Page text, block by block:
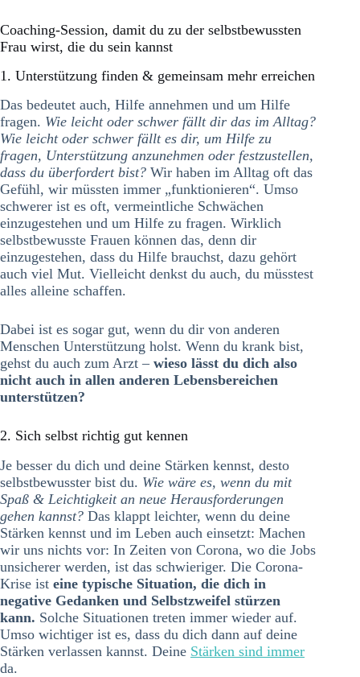
Coaching-Session, damit du zu der selbstbewussten
Frau wirst, die du sein kannst
1. Unterstützung finden & gemeinsam mehr erreichen
Das bedeutet auch, Hilfe annehmen und um Hilfe
fragen. Wie leicht oder schwer fällt dir das im Alltag?
Wie leicht oder schwer fällt es dir, um Hilfe zu
fragen, Unterstützung anzunehmen oder festzustellen,
dass du überfordert bist? Wir haben im Alltag oft das
Gefühl, wir müssten immer „funktionieren“. Umso
schwerer ist es oft, vermeintliche Schwächen
einzugestehen und um Hilfe zu fragen. Wirklich
selbstbewusste Frauen können das, denn dir
einzugestehen, dass du Hilfe brauchst, dazu gehört
auch viel Mut. Vielleicht denkst du auch, du müsstest
alles alleine schaffen.
Dabei ist es sogar gut, wenn du dir von anderen
Menschen Unterstützung holst. Wenn du krank bist,
gehst du auch zum Arzt – wieso lässt du dich also
nicht auch in allen anderen Lebensbereichen
unterstützen?
2. Sich selbst richtig gut kennen
Je besser du dich und deine Stärken kennst, desto
selbstbewusster bist du. Wie wäre es, wenn du mit
Spaß & Leichtigkeit an neue Herausforderungen
gehen kannst? Das klappt leichter, wenn du deine
Stärken kennst und im Leben auch einsetzt: Machen
wir uns nichts vor: In Zeiten von Corona, wo die Jobs
unsicherer werden, ist das schwieriger. Die Corona-
Krise ist eine typische Situation, die dich in
negative Gedanken und Selbstzweifel stürzen
kann. Solche Situationen treten immer wieder auf.
Umso wichtiger ist es, dass du dich dann auf deine
Stärken verlassen kannst. Deine Stärken sind immer
da.